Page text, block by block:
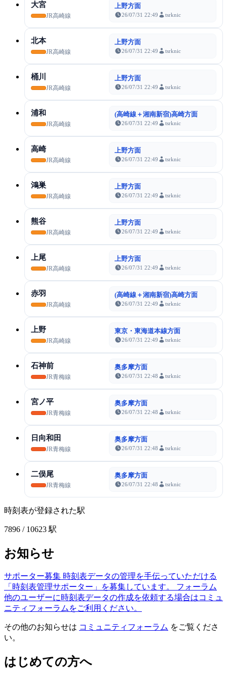
大宮
JR高崎線
上野方面
26/07/31 22:49 tsrknic
北本
JR高崎線
上野方面
26/07/31 22:49 tsrknic
桶川
JR高崎線
上野方面
26/07/31 22:49 tsrknic
浦和
JR高崎線
(高崎線＋湘南新宿)高崎方面
26/07/31 22:49 tsrknic
高崎
JR高崎線
上野方面
26/07/31 22:49 tsrknic
鴻巣
JR高崎線
上野方面
26/07/31 22:49 tsrknic
熊谷
JR高崎線
上野方面
26/07/31 22:49 tsrknic
上尾
JR高崎線
上野方面
26/07/31 22:49 tsrknic
赤羽
JR高崎線
(高崎線＋湘南新宿)高崎方面
26/07/31 22:49 tsrknic
上野
JR高崎線
東京・東海道本線方面
26/07/31 22:49 tsrknic
石神前
JR青梅線
奥多摩方面
26/07/31 22:48 tsrknic
宮ノ平
JR青梅線
奥多摩方面
26/07/31 22:48 tsrknic
日向和田
JR青梅線
奥多摩方面
26/07/31 22:48 tsrknic
二俣尾
JR青梅線
奥多摩方面
26/07/31 22:48 tsrknic
時刻表が登録された駅
7896 / 10623 駅
お知らせ
サポーター募集 時刻表データの管理を手伝っていただける
「時刻表管理サポーター」を募集しています。
フォーラム
他のユーザーに時刻表データの作成を依頼する場合はコミュ
ニティフォーラムをご利用ください。
その他のお知らせは コミュニティフォーラム をご覧くださ
い。
はじめての方へ